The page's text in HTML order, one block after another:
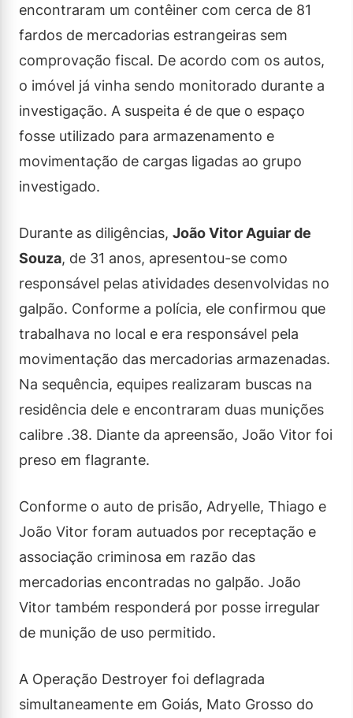
encontraram um contêiner com cerca de 81
fardos de mercadorias estrangeiras sem
comprovação fiscal. De acordo com os autos,
o imóvel já vinha sendo monitorado durante a
investigação. A suspeita é de que o espaço
fosse utilizado para armazenamento e
movimentação de cargas ligadas ao grupo
investigado.
Durante as diligências, João Vitor Aguiar de
Souza, de 31 anos, apresentou-se como
responsável pelas atividades desenvolvidas no
galpão. Conforme a polícia, ele confirmou que
trabalhava no local e era responsável pela
movimentação das mercadorias armazenadas.
Na sequência, equipes realizaram buscas na
residência dele e encontraram duas munições
calibre .38. Diante da apreensão, João Vitor foi
preso em flagrante.
Conforme o auto de prisão, Adryelle, Thiago e
João Vitor foram autuados por receptação e
associação criminosa em razão das
mercadorias encontradas no galpão. João
Vitor também responderá por posse irregular
de munição de uso permitido.
A Operação Destroyer foi deflagrada
simultaneamente em Goiás, Mato Grosso do